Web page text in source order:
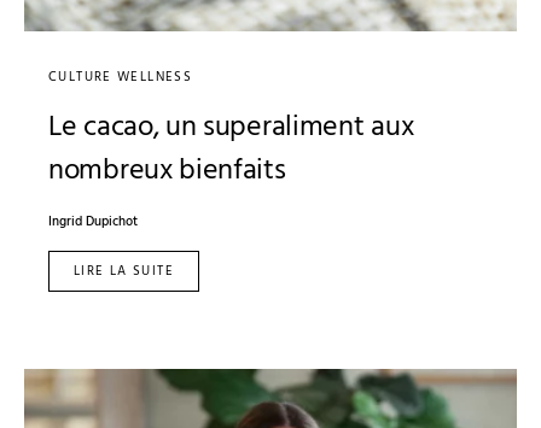
CULTURE WELLNESS
Le cacao, un superaliment aux
nombreux bienfaits
Ingrid Dupichot
LIRE LA SUITE